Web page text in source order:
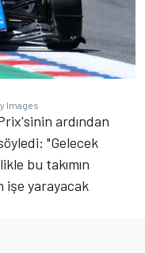
Images
ardından
"Gelecek
bu takımın
işe yarayacak